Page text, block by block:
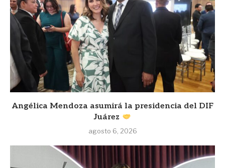
Angélica Mendoza asumirá la presidencia del DIF
Juárez
agosto 6, 2026